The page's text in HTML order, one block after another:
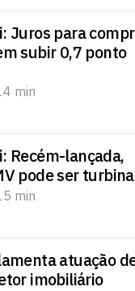
Juros para
subir 0,7 ponto
min
Recém-lançada,
pode ser
min
atuação
imobiliário